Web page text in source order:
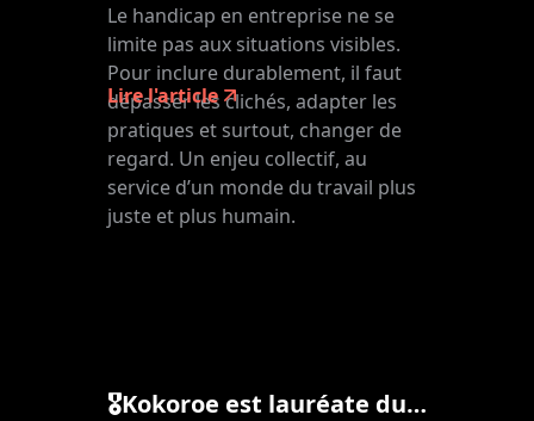
Le handicap en entreprise ne se
limite pas aux situations visibles.
Pour inclure durablement, il faut
dépasser les clichés, adapter les
pratiques et surtout, changer de
regard. Un enjeu collectif, au
service d’un monde du travail plus
juste et plus humain.
Lire l'article
🎖Kokoroe est lauréate du palmarès FrenchWomen40 !